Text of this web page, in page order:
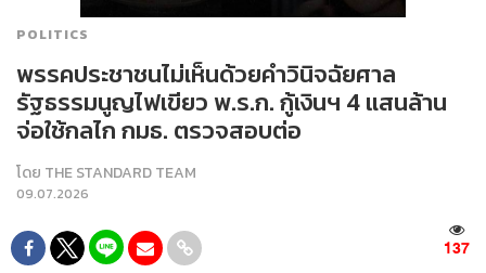
POLITICS
พรรคประชาชนไม่เห็นด้วยคำวินิจฉัยศาล
รัฐธรรมนูญไฟเขียว พ.ร.ก. กู้เงินฯ 4 แสนล้าน
จ่อใช้กลไก กมธ. ตรวจสอบต่อ
โดย THE STANDARD TEAM
09.07.2026
137